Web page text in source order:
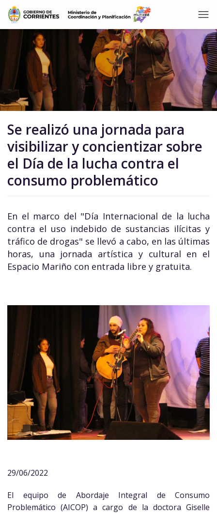
Se realizó una jornada para
visibilizar y concientizar sobre
el Día de la lucha contra el
consumo problemático
En el marco del "Día Internacional de la lucha
contra el uso indebido de sustancias ilícitas y
tráfico de drogas" se llevó a cabo, en las últimas
horas, una jornada artística y cultural en el
Espacio Mariño con entrada libre y gratuita.
29/06/2022
El equipo de Abordaje Integral de Consumo
Problemático (AICOP) a cargo de la doctora Giselle